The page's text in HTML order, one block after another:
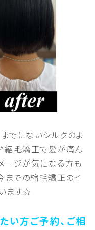
でにないシルクのよ
縮毛矯正で髪が痛ん
ージが気になる方も
までの縮毛矯正のイ
ます☆
い方ご予約、ご相